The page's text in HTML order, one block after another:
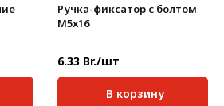
Ручка-фиксатор с болтом
М5х16
6.33 Br./шт
В корзину